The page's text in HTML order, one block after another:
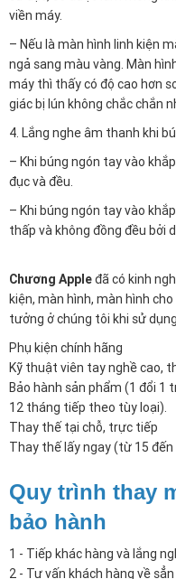
viền máy.
– Nếu là màn hình linh kiện
ngả sang màu vàng. Màn
máy thì thấy có độ cao hơn
giác bị lún không chắc chắn
4. Lắng nghe âm thanh khi
– Khi búng ngón tay vào
đục và đều.
– Khi búng ngón tay vào
thấp và không đồng đều bởi
Chương Appleđã có kinh
kiện, màn hình, màn hình
tưởng ở chúng tôi khi sử
Phụ kiện chính hãng
Kỹ thuật viên tay nghề cao,
Bảo hành sản phẩm (1 đổi 1
12 tháng tiếp theo tùy loại).
Thay thế tại chỗ, trực tiếp
Thay thế lấy ngay (từ 15
Quy trình thay
bảo hành
1 - Tiếp khác hàng và lắng
2 - Tư vấn khách hàng về